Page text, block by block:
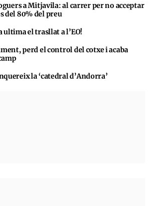
a Mitjavila: al carrer per no acceptar
del 80% del preu
ultima el trasllat a l’EO!
perd el control del cotxe i acaba
la ‘catedral d’Andorra’